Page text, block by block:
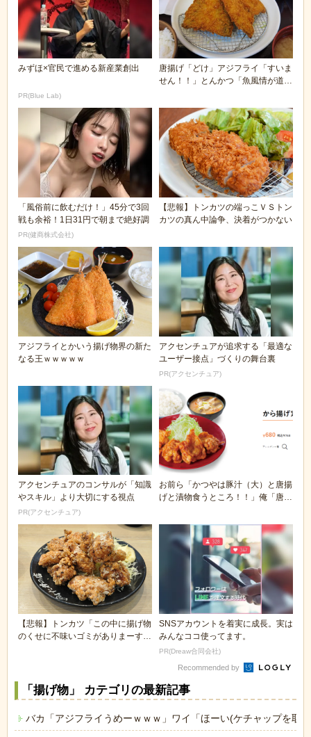
みずほ×官民で進める新産業創出
PR(Blue Lab)
唐揚げ「どけ」アジフライ「すいま
せん！！」とんかつ「魚風情が道の
「風俗前に飲むだけ！」45分で3回
戦も余裕！1日31円で朝まで絶好調
PR(健商株式会社)
【悲報】トンカツの端っこＶＳトン
カツの真ん中論争、決着がつかない
アジフライとかいう揚げ物界の新た
なる王ｗｗｗｗｗ
アクセンチュアが追求する「最適な
ユーザー接点」づくりの舞台裏
PR(アクセンチュア)
アクセンチュアのコンサルが「知識
やスキル」より大切にする視点
PR(アクセンチュア)
お前ら「かつやは豚汁（大）と唐揚
げと漬物食うところ！！」俺「唐揚
【悲報】トンカツ「この中に揚げ物
のくせに不味いゴミがありまーす
SNSアカウントを着実に成長。実は
みんなココ使ってます。
PR(Dreaw合同会社)
Recommended by
「揚げ物」 カテゴリの最新記事
バカ「アジフライうめーｗｗｗ」ワイ「ほーい(ケチャップを取